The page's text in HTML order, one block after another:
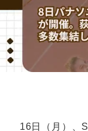
16日（月）、